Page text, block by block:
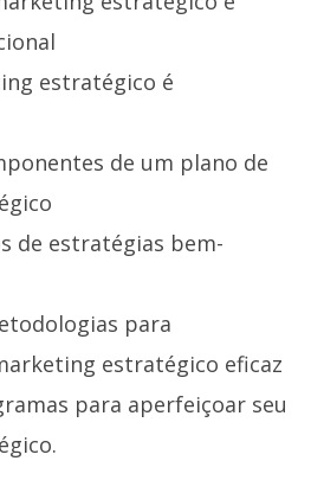
estratégico é
de um plano de
de estratégias bem-
para
estratégico eficaz
para aperfeiçoar seu